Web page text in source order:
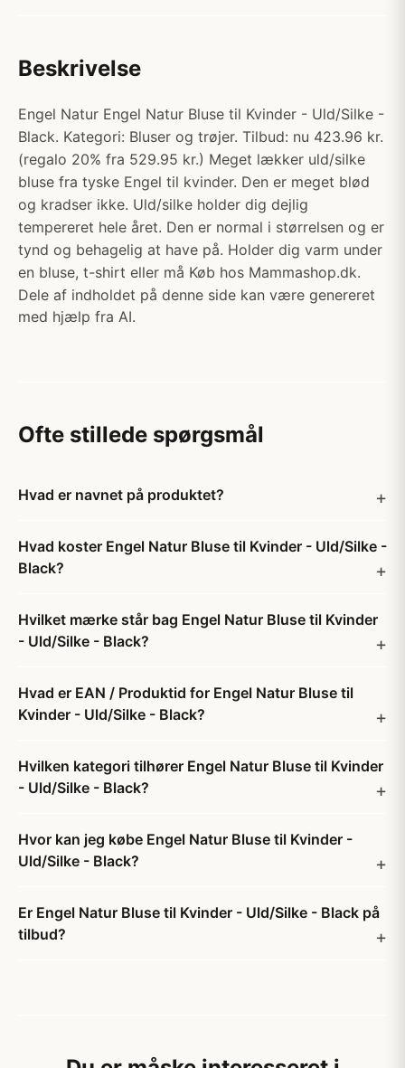
Beskrivelse
Engel Natur Engel Natur Bluse til Kvinder - Uld/Silke -
Black. Kategori: Bluser og trøjer. Tilbud: nu 423.96 kr.
(regalo 20% fra 529.95 kr.) Meget lækker uld/silke
bluse fra tyske Engel til kvinder. Den er meget blød
og kradser ikke. Uld/silke holder dig dejlig
tempereret hele året. Den er normal i størrelsen og er
tynd og behagelig at have på. Holder dig varm under
en bluse, t-shirt eller må Køb hos Mammashop.dk.
Dele af indholdet på denne side kan være genereret
med hjælp fra AI.
Ofte stillede spørgsmål
Hvad er navnet på produktet?
Hvad koster Engel Natur Bluse til Kvinder - Uld/Silke -
Black?
Hvilket mærke står bag Engel Natur Bluse til Kvinder
- Uld/Silke - Black?
Hvad er EAN / Produktid for Engel Natur Bluse til
Kvinder - Uld/Silke - Black?
Hvilken kategori tilhører Engel Natur Bluse til Kvinder
- Uld/Silke - Black?
Hvor kan jeg købe Engel Natur Bluse til Kvinder -
Uld/Silke - Black?
Er Engel Natur Bluse til Kvinder - Uld/Silke - Black på
tilbud?